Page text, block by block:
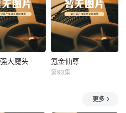
万古最强大魔头
大魔头 氪金仙尊
氪金仙尊
第93集
更多